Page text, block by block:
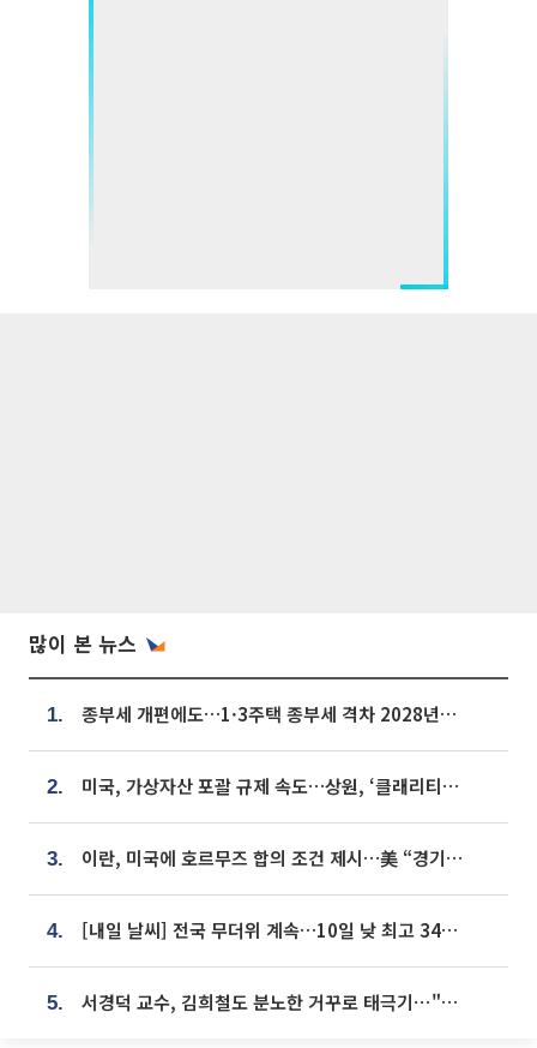
많이 본 뉴스
1. 종부세 개편에도…1·3주택 종부세 격차 2028년부터 확대
2. 미국, 가상자산 포괄 규제 속도…상원, ‘클래리티법’ 9월 절차투표 추진
3. 이란, 미국에 호르무즈 합의 조건 제시…美 “경기 아직 안 끝나” [종합]
4. [내일 날씨] 전국 무더위 계속…10일 낮 최고 34도 육박
5. 서경덕 교수, 김희철도 분노한 거꾸로 태극기⋯"엉터리는 아냐, 아쉬울 뿐"